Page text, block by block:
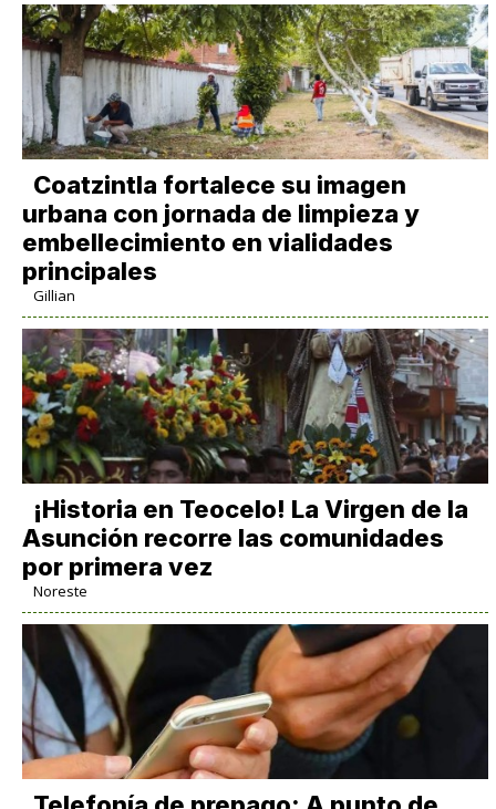
Coatzintla fortalece su imagen
urbana con jornada de limpieza y
embellecimiento en vialidades
principales
Gillian
​¡Historia en Teocelo! La Virgen de la
Asunción recorre las comunidades
por primera vez
Noreste